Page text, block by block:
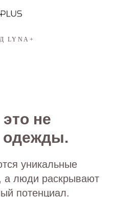
LYNA+
не
одежды.
уникальные
а люди раскрывают
потенциал.